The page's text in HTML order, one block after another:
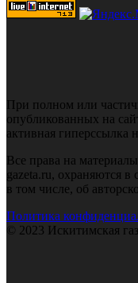
При полном или
опубликованных на
активная гиперссылка
Все права на
gazeta.ru, охраняются в
в том числе, об
Политика
© 2023 Искитимская